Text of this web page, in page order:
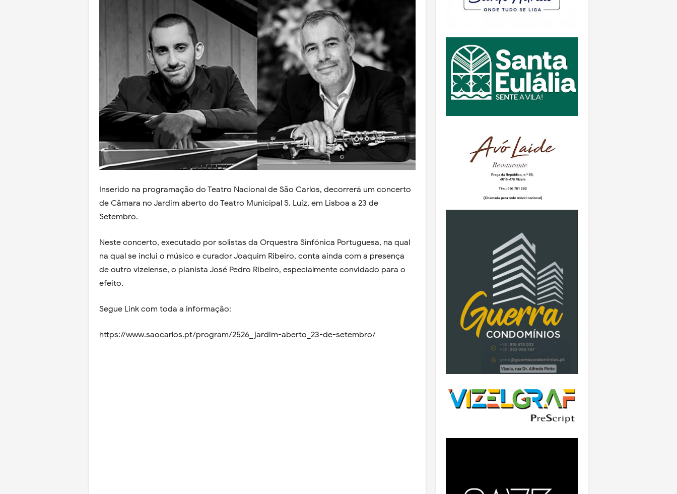
Inserido na programação do Teatro Nacional de São Carlos, decorrerá um concerto
de Câmara no Jardim aberto do Teatro Municipal S. Luíz, em Lisboa a 23 de
Setembro.
Neste concerto, executado por solistas da Orquestra Sinfónica Portuguesa, na qual
na qual se inclui o músico e curador Joaquim Ribeiro, conta ainda com a presença
de outro vizelense, o pianista José Pedro Ribeiro, especialmente convidado para o
efeito.
Segue Link com toda a informação:
https://www.saocarlos.pt/program/2526_jardim-aberto_23-de-setembro/